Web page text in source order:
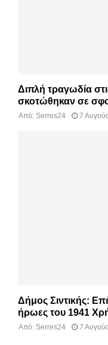
Διπλή τραγωδία
σκοτώθηκαν σε
Από: Serres24 7
Δήμος Σιντικής:
ήρωες του 1941
Από: Serres24 7